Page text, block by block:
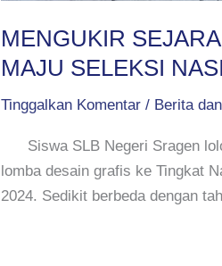
MENGUKIR
MAJU SELEKSI
Tinggalkan Komentar / Berita
Siswa SLB Negeri Sragen
lomba desain grafis ke Tingkat
2024. Sedikit berbeda dengan